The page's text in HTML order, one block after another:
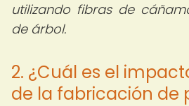
utilizando fibras de
de árbol.
2. ¿Cuál es el
de la fabricación de